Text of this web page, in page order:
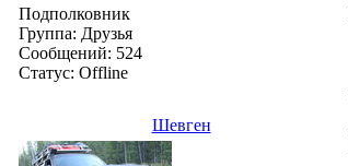
Подполковник
Группа: Друзья
Сообщений: 524
Статус: Offline
Шевген